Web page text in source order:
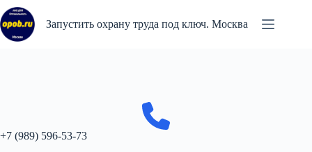
Перейти
к
сути
Запустить охрану труда под ключ. Москва
+7 (989) 596-53-73